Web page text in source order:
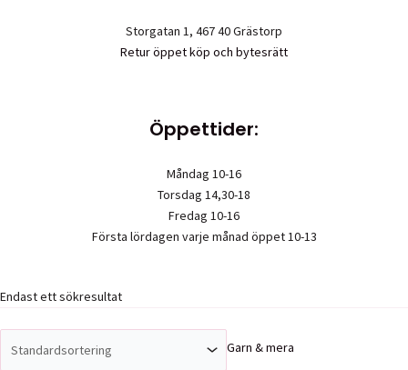
Endast ett sökresultat
Storgatan 1, 467 40 Grästorp
Retur öppet köp och bytesrätt
Öppettider:
Måndag 10-16
Torsdag 14,30-18
Fredag 10-16
Första lördagen varje månad öppet 10-13
Upphovsrätt © 2026 Garn & mera